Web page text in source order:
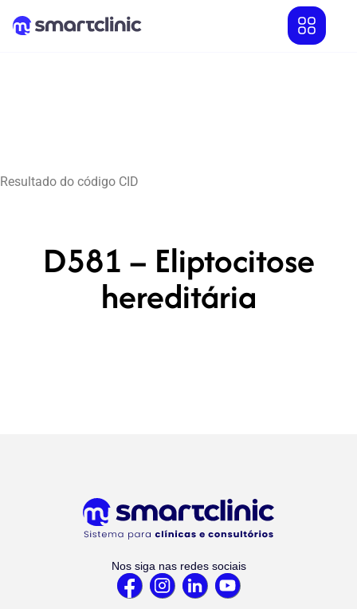
Resultado do código CID
D581 – Eliptocitose
hereditária
Nos siga nas redes sociais